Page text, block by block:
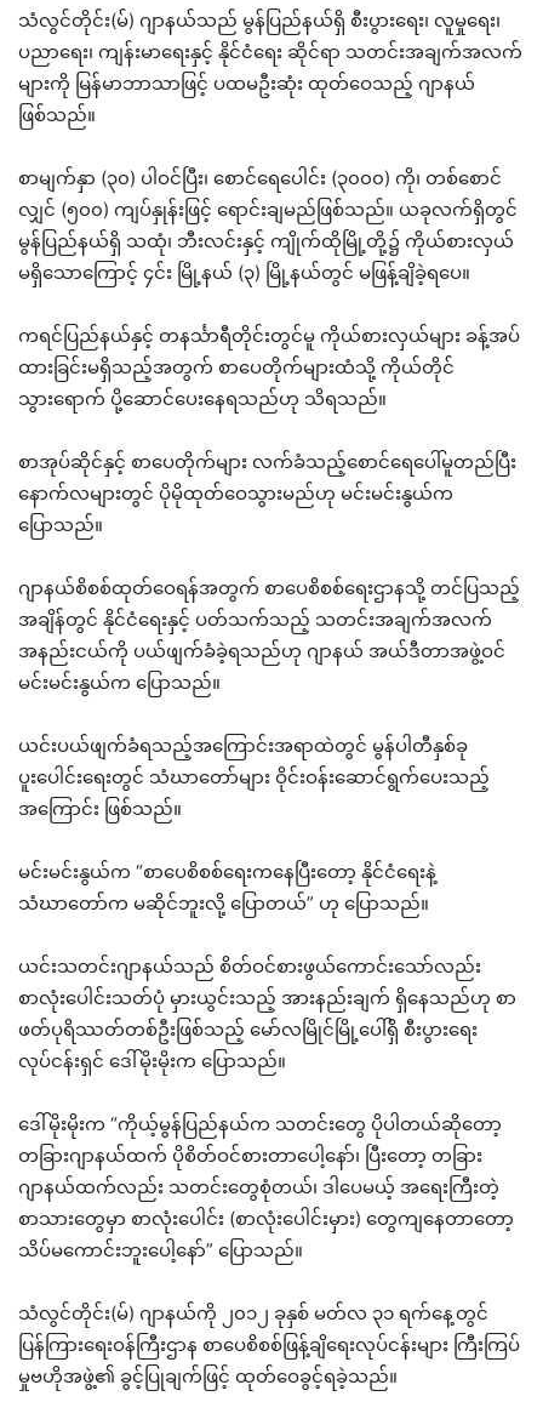
သံလွင်တိုင်း(မ်) ဂျာနယ်သည် မွန်ပြည်နယ်ရှိ စီးပွားရေး၊ လူမှုရေး၊
ပညာရေး၊ ကျန်းမာရေးနှင့် နိုင်ငံရေး ဆိုင်ရာ သတင်းအချက်အလက်
များကို မြန်မာဘာသာဖြင့် ပထမဦးဆုံး ထုတ်ဝေသည့် ဂျာနယ်
ဖြစ်သည်။
စာမျက်နှာ (၃၀) ပါဝင်ပြီး၊ စောင်ရေပေါင်း (၃၀၀၀) ကို၊ တစ်စောင်
လျှင် (၅၀၀) ကျပ်နှုန်းဖြင့် ရောင်းချမည်ဖြစ်သည်။ ယခုလက်ရှိတွင်
မွန်ပြည်နယ်ရှိ သထုံ၊ ဘီးလင်းနှင့် ကျိုက်ထိုမြို့တို့၌ ကိုယ်စားလှယ်
မရှိသောကြောင့် ၄င်း မြို့နယ် (၃) မြို့နယ်တွင် မဖြန့်ချိခဲ့ရပေ။
ကရင်ပြည်နယ်နှင့် တနင်္သာရီတိုင်းတွင်မူ ကိုယ်စားလှယ်များ ခန့်အပ်
ထားခြင်းမရှိသည့်အတွက် စာပေတိုက်များထံသို့ ကိုယ်တိုင်
သွားရောက် ပို့ဆောင်ပေးနေရသည်ဟု သိရသည်။
စာအုပ်ဆိုင်နှင့် စာပေတိုက်များ လက်ခံသည့်စောင်ရေပေါ်မူတည်ပြီး
နောက်လများတွင် ပိုမိုထုတ်ဝေသွားမည်ဟု မင်းမင်းနွယ်က
ပြောသည်။
ဂျာနယ်စိစစ်ထုတ်ဝေရန်အတွက် စာပေစိစစ်ရေးဌာနသို့ တင်ပြသည့်
အချိန်တွင် နိုင်ငံရေးနှင့် ပတ်သက်သည့် သတင်းအချက်အလက်
အနည်းငယ်ကို ပယ်ဖျက်ခံခဲ့ရသည်ဟု ဂျာနယ် အယ်ဒီတာအဖွဲ့ဝင်
မင်းမင်းနွယ်က ပြောသည်။
ယင်းပယ်ဖျက်ခံရသည့်အကြောင်းအရာထဲတွင် မွန်ပါတီနှစ်ခု
ပူးပေါင်းရေးတွင် သံဃာတော်များ ဝိုင်းဝန်းဆောင်ရွက်ပေးသည့်
အကြောင်း ဖြစ်သည်။
မင်းမင်းနွယ်က “စာပေစိစစ်ရေးကနေပြီးတော့ နိုင်ငံရေးနဲ့
သံဃာတော်က မဆိုင်ဘူးလို့ ပြောတယ်” ဟု ပြောသည်။
ယင်းသတင်းဂျာနယ်သည် စိတ်ဝင်စားဖွယ်ကောင်းသော်လည်း
စာလုံးပေါင်းသတ်ပုံ မှားယွင်းသည့် အားနည်းချက် ရှိနေသည်ဟု စာ
ဖတ်ပုရိဿတ်တစ်ဦးဖြစ်သည့် မော်လမြိုင်မြို့ပေါ်ရှိ စီးပွားရေး
လုပ်ငန်းရှင် ဒေါ်မိုးမိုးက ပြောသည်။
ဒေါ်မိုးမိုးက “ကိုယ့်မွန်ပြည်နယ်က သတင်းတွေ ပိုပါတယ်ဆိုတော့
တခြားဂျာနယ်ထက် ပိုစိတ်ဝင်စားတာပေါ့နော်၊ ပြီးတော့ တခြား
ဂျာနယ်ထက်လည်း သတင်းတွေစုံတယ်၊ ဒါပေမယ့် အရေးကြီးတဲ့
စာသားတွေမှာ စာလုံးပေါင်း (စာလုံးပေါင်းမှား) တွေကျနေတာတော့
သိပ်မကောင်းဘူးပေါ့နော်” ပြောသည်။
သံလွင်တိုင်း(မ်) ဂျာနယ်ကို ၂၀၁၂ ခုနှစ် မတ်လ ၃၁ ရက်နေ့တွင်
ပြန်ကြားရေးဝန်ကြီးဌာန စာပေစိစစ်ဖြန့်ချိရေးလုပ်ငန်းများ ကြီးကြပ်
မှုဗဟိုအဖွဲ့၏ ခွင့်ပြုချက်ဖြင့် ထုတ်ဝေခွင့်ရခဲ့သည်။